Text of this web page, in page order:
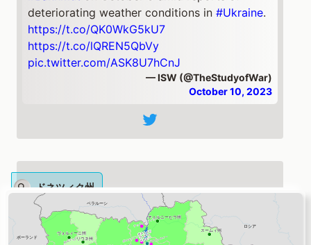
deteriorating weather conditions in #Ukraine.
https://t.co/QK0WkG5kU7
https://t.co/lQREN5QbVy
pic.twitter.com/ASK8U7hCnJ
— ISW (@TheStudyofWar)
October 10, 2023
ドネツィク州
🐱 «Міномет» з-під Андріївки пройшов
випробування вірністю